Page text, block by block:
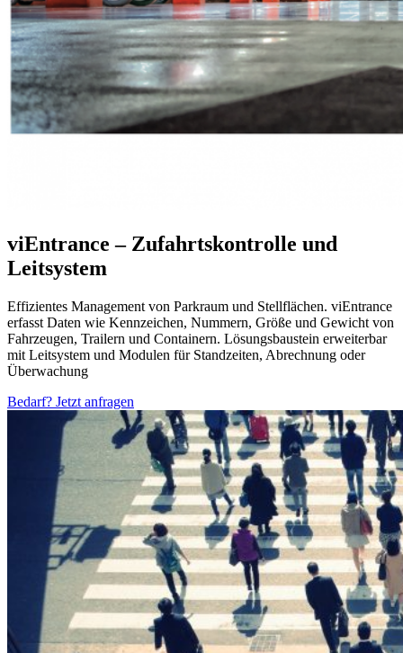
viEntrance – Zufahrtskontrolle und
Leitsystem
Effizientes Management von Parkraum und Stellflächen. viEntrance
erfasst Daten wie Kennzeichen, Nummern, Größe und Gewicht von
Fahrzeugen, Trailern und Containern. Lösungsbaustein erweiterbar
mit Leitsystem und Modulen für Standzeiten, Abrechnung oder
Überwachung
Bedarf? Jetzt anfragen